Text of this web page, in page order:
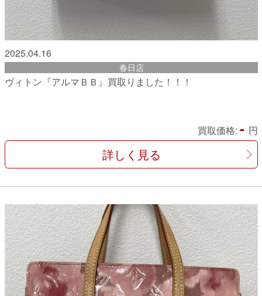
2025.04.16
春日店
ヴィトン『アルマＢＢ』買取りました！！！
買取価格: - 円
詳しく見る